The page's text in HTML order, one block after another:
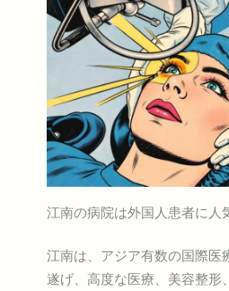
江南の病院は外国人患者に人
江南は、アジア有数の国際医
遂げ、高度な医療、美容整形